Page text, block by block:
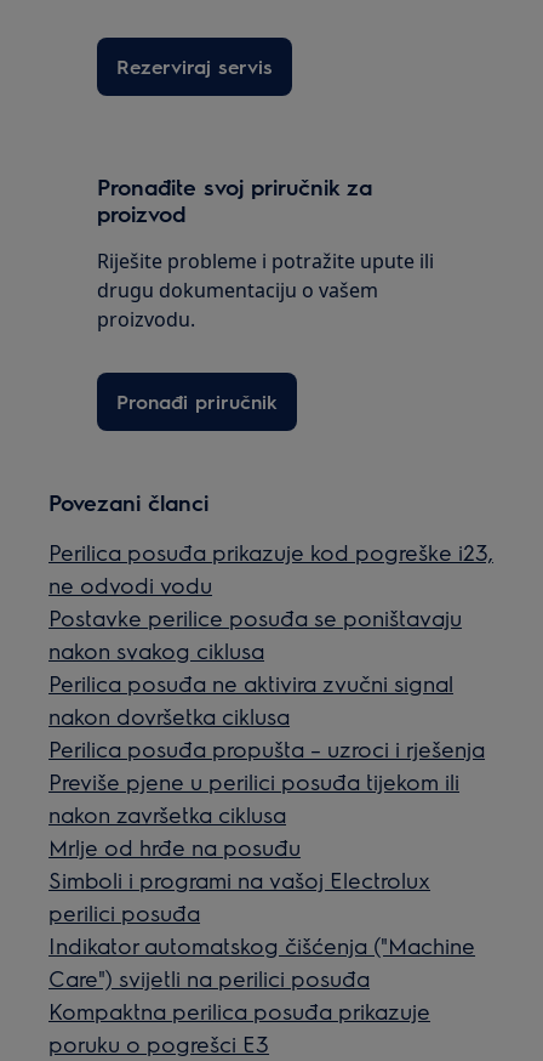
Rezerviraj servis
Pronađite svoj priručnik za
proizvod
Riješite probleme i potražite upute ili
drugu dokumentaciju o vašem
proizvodu.
Pronađi priručnik
Povezani članci
Perilica posuđa prikazuje kod pogreške i23,
ne odvodi vodu
Postavke perilice posuđa se poništavaju
nakon svakog ciklusa
Perilica posuđa ne aktivira zvučni signal
nakon dovršetka ciklusa
Perilica posuđa propušta – uzroci i rješenja
Previše pjene u perilici posuđa tijekom ili
nakon završetka ciklusa
Mrlje od hrđe na posuđu
Simboli i programi na vašoj Electrolux
perilici posuđa
Indikator automatskog čišćenja ("Machine
Care") svijetli na perilici posuđa
Kompaktna perilica posuđa prikazuje
poruku o pogrešci E3